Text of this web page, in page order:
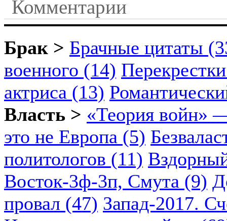
Комментарии
Брак > Брачные цитаты
военного (14)
актриса (13)
Власть > «Теория войн»
это не Европа (5)
политологов (11)
Восток-3ф-3п, Смута (9)
провал (47) Запад-2017.